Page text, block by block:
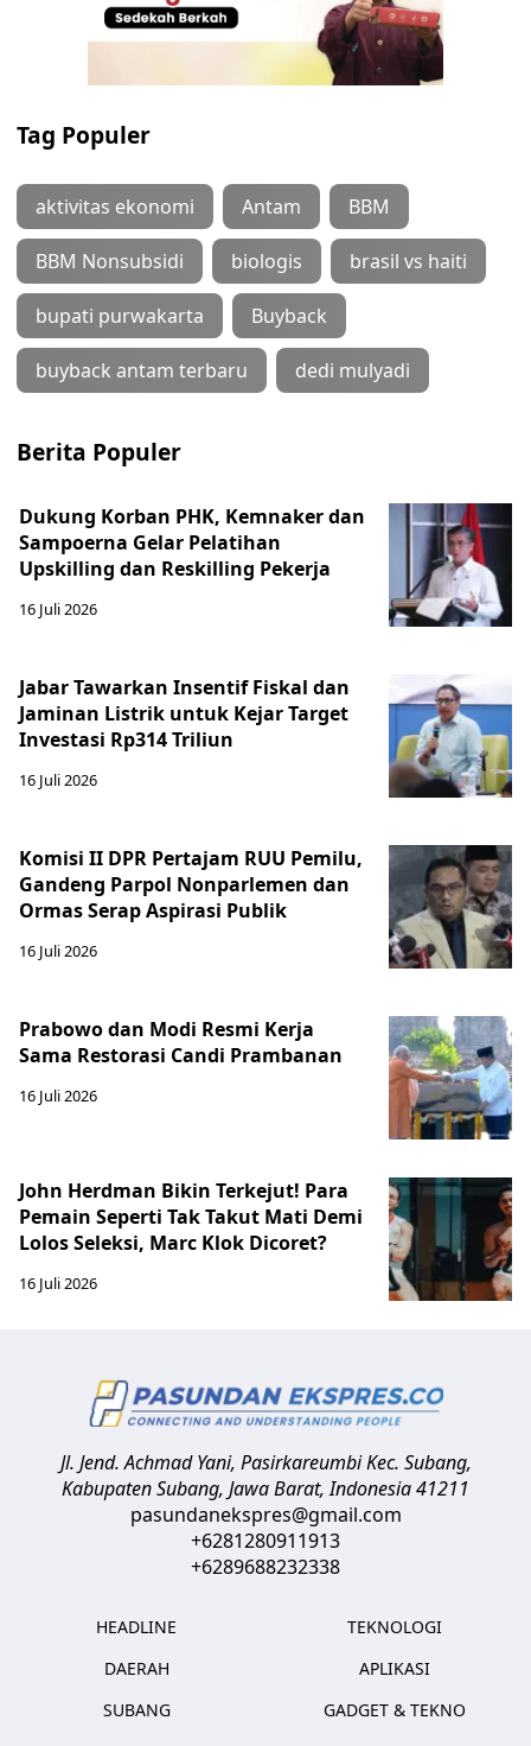
Tag Populer
aktivitas ekonomi Antam BBM
BBM Nonsubsidi biologis brasil vs haiti
bupati purwakarta Buyback
buyback antam terbaru dedi mulyadi
Berita Populer
Dukung Korban PHK, Kemnaker dan
Sampoerna Gelar Pelatihan
Upskilling dan Reskilling Pekerja
16 Juli 2026
Jabar Tawarkan Insentif Fiskal dan
Jaminan Listrik untuk Kejar Target
Investasi Rp314 Triliun
16 Juli 2026
Komisi II DPR Pertajam RUU Pemilu,
Gandeng Parpol Nonparlemen dan
Ormas Serap Aspirasi Publik
16 Juli 2026
Prabowo dan Modi Resmi Kerja
Sama Restorasi Candi Prambanan
16 Juli 2026
John Herdman Bikin Terkejut! Para
Pemain Seperti Tak Takut Mati Demi
Lolos Seleksi, Marc Klok Dicoret?
16 Juli 2026
Jl. Jend. Achmad Yani, Pasirkareumbi Kec. Subang,
Kabupaten Subang, Jawa Barat,Indonesia41211
pasundanekspres@gmail.com
+6281280911913
+6289688232338
HEADLINE
DAERAH
SUBANG
TEKNOLOGI
APLIKASI
GADGET & TEKNO